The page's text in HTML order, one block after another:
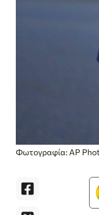
Φωτογραφία: AP